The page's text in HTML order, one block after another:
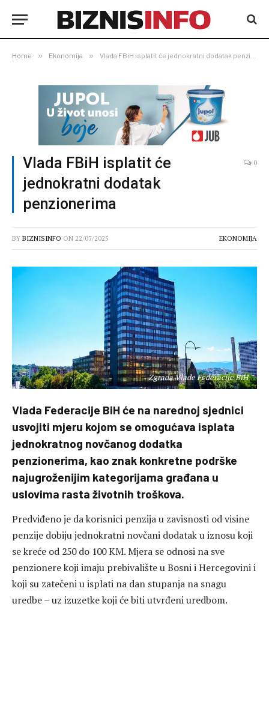
Home » Ekonomija » Vlada FBiH isplatit će jednokratni dodatak penzionerima
Vlada FBiH isplatit će
jednokratni dodatak
penzionerima
0
BY BIZNISINFO ON 22/07/2025 EKONOMIJA
Zgrada Vlade Federacije BiH
Vlada Federacije BiH će na narednoj sjednici
usvojiti mjeru kojom se omogućava isplata
jednokratnog novčanog dodatka
penzionerima, kao znak konkretne podrške
najugroženijim kategorijama građana u
uslovima rasta životnih troškova.
Predviđeno je da korisnici penzija u zavisnosti od visine
penzije dobiju jednokratni novčani dodatak u iznosu koji
se kreće od 250 do 100 KM. Mjera se odnosi na sve
penzionere koji imaju prebivalište u Bosni i Hercegovini i
koji su zatečeni u isplati na dan stupanja na snagu
uredbe – uz izuzetke koji će biti utvrđeni uredbom.